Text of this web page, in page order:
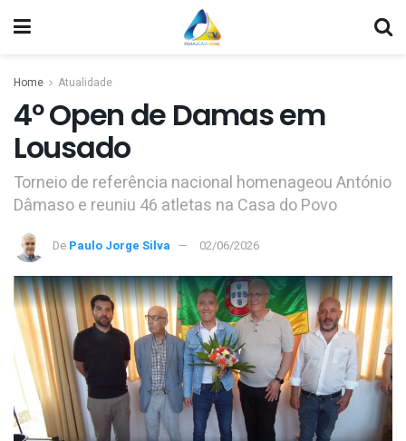
Home Atualidade
4º Open de Damas em
Lousado
Torneio de referência nacional homenageou António
Dâmaso e reuniu 46 atletas na Casa do Povo
De Paulo Jorge Silva 02/06/2026